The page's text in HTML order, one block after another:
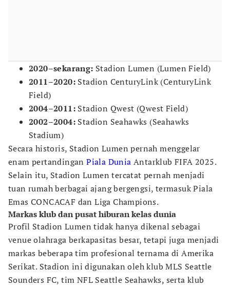
2020–sekarang: Stadion Lumen (Lumen Field)
2011–2020: Stadion CenturyLink (CenturyLink
Field)
2004–2011: Stadion Qwest (Qwest Field)
2002–2004: Stadion Seahawks (Seahawks
Stadium)
Secara historis, Stadion Lumen pernah menggelar
enam pertandinganPiala DuniaAntarklub FIFA 2025.
Selain itu, Stadion Lumen tercatat pernah menjadi
tuan rumah berbagai ajang bergengsi, termasuk Piala
Emas CONCACAF dan Liga Champions.
Markas klub dan pusat hiburan kelas dunia
Profil Stadion Lumen tidak hanya dikenal sebagai
venue olahraga berkapasitas besar, tetapi juga menjadi
markas beberapa tim profesional ternama di Amerika
Serikat. Stadion ini digunakan oleh klub MLS Seattle
Sounders FC, tim NFL Seattle Seahawks, serta klub